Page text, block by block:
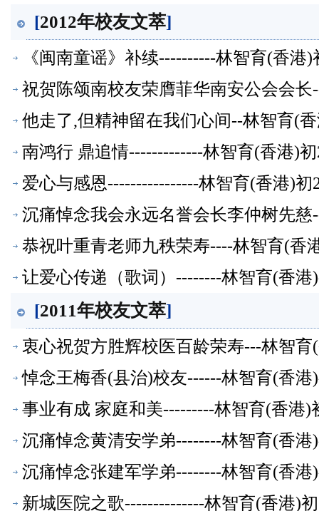
[2012年校友文萃]
《闽南童谣》补续----------林智育(香港
祝贺陈颂南校友荣膺菲华南安公会会
他走了,但精神留在我们心间--林智育(
南鸿行 鼎追情-------------林智育(香港)
爱心与感恩----------------林智育(香港)初
沉痛悼念我会永远名誉会长李仲树先
恭祝叶重青老师九秩荣寿----林智育(香
让爱心传递（歌词）--------林智育(香港
[2011年校友文萃]
衷心祝贺方胜辉校医百龄荣寿---林智
悼念王梅香(县治)校友------林智育(香港
事业有成 家庭和美---------林智育(香港)
沉痛悼念黄清安学弟--------林智育(香港
沉痛悼念张建军学弟--------林智育(香港
新城医院之歌--------------林智育(香港)